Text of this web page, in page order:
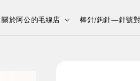
關於阿公的毛線店 棒針/鉤針—針號